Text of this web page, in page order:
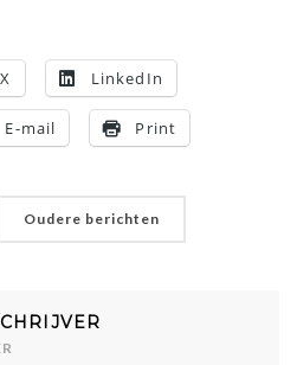
X LinkedIn
E-mail Print
Oudere berichten